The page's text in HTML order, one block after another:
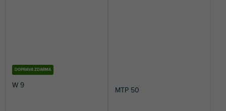
DOPRAVA ZDARMA
W 9
MTP 50